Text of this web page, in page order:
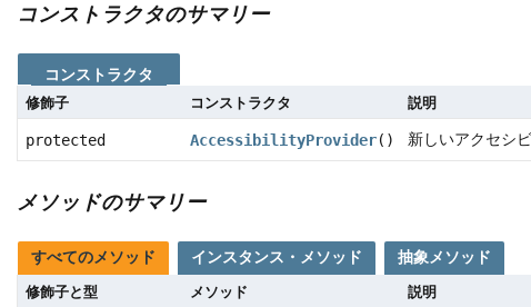
コンストラクタのサマリー
コンストラクタ
修飾子 コンストラクタ 説明
protected AccessibilityProvider() 新しいアクセシ
メソッドのサマリー
すべてのメソッド インスタンス・メソッド 抽象メソッド
修飾子と型 メソッド 説明